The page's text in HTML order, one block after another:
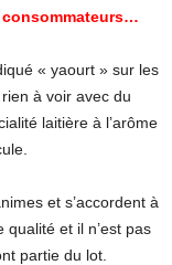
consommateurs…
« yaourt » sur les
rien à voir avec du
laitière à l’arôme
et s’accordent à
et il n’est pas
partie du lot.